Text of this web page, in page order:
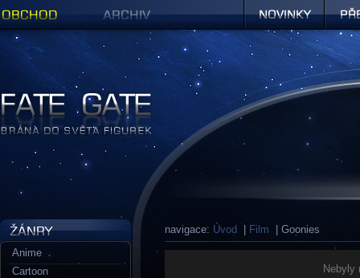
navigace: Úvod Film | Goonies
Nebyly
Anime
Cartoon
Figurky a sošky | Fate Gate